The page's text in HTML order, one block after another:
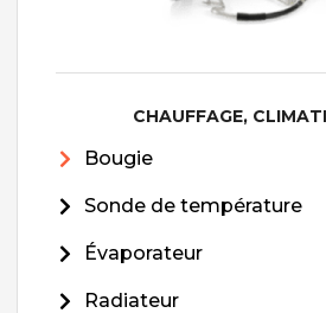
CHAUFFAGE,
Bougie
Sonde de température
Évaporateur
Radiateur